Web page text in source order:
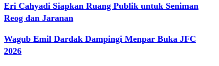
Eri Cahyadi Siapkan Ruang Publik untuk Seniman
Reog dan Jaranan
Wagub Emil Dardak Dampingi Menpar Buka JFC
2026